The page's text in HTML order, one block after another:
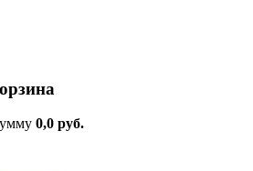
0,0 руб.